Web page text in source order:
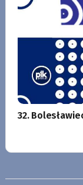
32.